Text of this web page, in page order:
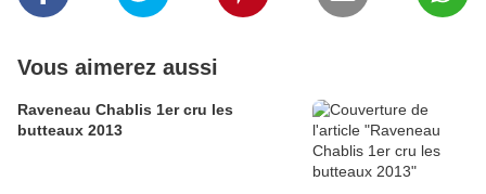
Vous aimerez aussi
Raveneau Chablis 1er cru les
butteaux 2013